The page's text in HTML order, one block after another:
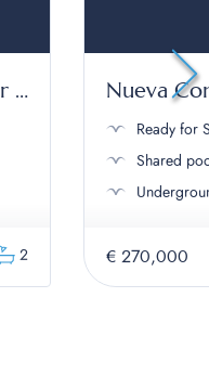
Nueva Construccion – Mar de Cristal
2
Ready for
Shared
€ 270,000